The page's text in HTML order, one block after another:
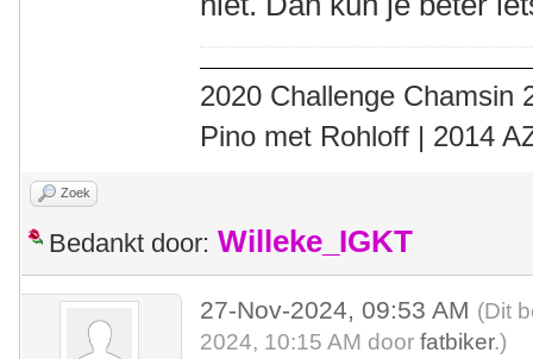
2020 Challenge Chamsin
Pino met Rohloff | 2014
Zoek
Bedankt door: Willeke_IGKT
27-Nov-2024, 09:53 AM (Dit
2024, 10:15 AM doorfatbiker.)